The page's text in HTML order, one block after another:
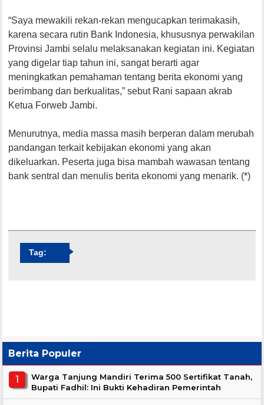
“Saya mewakili rekan-rekan mengucapkan terimakasih,
karena secara rutin Bank Indonesia, khususnya perwakilan
Provinsi Jambi selalu melaksanakan kegiatan ini. Kegiatan
yang digelar tiap tahun ini, sangat berarti agar
meningkatkan pemahaman tentang berita ekonomi yang
berimbang dan berkualitas,” sebut Rani sapaan akrab
Ketua Forweb Jambi.
Menurutnya, media massa masih berperan dalam merubah
pandangan terkait kebijakan ekonomi yang akan
dikeluarkan. Peserta juga bisa mambah wawasan tentang
bank sentral dan menulis berita ekonomi yang menarik. (*)
Tag:
Berita Populer
Warga Tanjung Mandiri Terima 500 Sertifikat Tanah,
Bupati Fadhil: Ini Bukti Kehadiran Pemerintah